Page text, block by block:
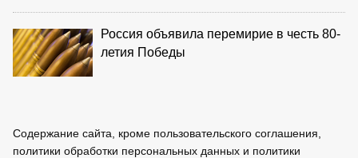
Россия объявила перемирие в честь 80-
летия Победы
Содержание сайта, кроме пользовательского соглашения,
политики обработки персональных данных и политики